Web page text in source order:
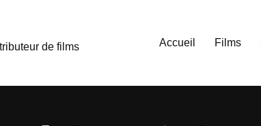
de films
Accueil Films